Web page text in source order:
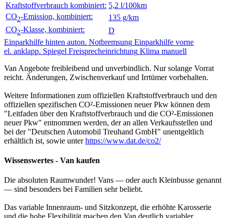
Kraftstoffverbrauch kombiniert: 5,2 l/100km
CO2-Emission, kombiniert:
135 g/km
CO2-Klasse, kombiniert:
D
Einparkhilfe hinten auton. Notbremsung Einparkhilfe vorne
el. anklapp. Spiegel Freisprecheinrichtung Klima manuell
Van Angebote freibleibend und unverbindlich. Nur solange Vorrat
reicht. Änderungen, Zwischenverkauf und Irrtümer vorbehalten.
Weitere Informationen zum offiziellen Kraftstoffverbrauch und den
offiziellen spezifischen CO²-Emissionen neuer Pkw können dem
"Leitfaden über den Kraftstoffverbrauch und die CO²-Emissionen
neuer Pkw" entnommen werden, der an allen Verkaufsstellen und
bei der "Deutschen Automobil Treuhand GmbH" unentgeltlich
erhältlich ist, sowie unterhttps://www.dat.de/co2/
Wissenswertes - Van kaufen
Die absoluten Raumwunder! Vans — oder auch Kleinbusse genannt
— sind besonders bei Familien sehr beliebt.
Das variable Innenraum- und Sitzkonzept, die erhöhte Karosserie